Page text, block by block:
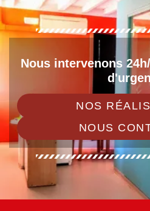
Nous intervenons
NOS
NOUS